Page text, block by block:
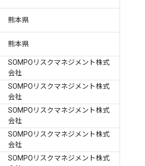
熊本県
熊本県
SOMPOリスクマネジメント株式
会社
SOMPOリスクマネジメント株式
会社
SOMPOリスクマネジメント株式
会社
SOMPOリスクマネジメント株式
会社
SOMPOリスクマネジメント株式